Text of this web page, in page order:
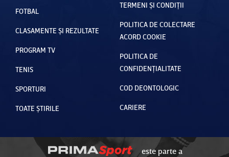
FOTBAL
CLASAMENTE ȘI REZULTATE
PROGRAM TV
TENIS
SPORTURI
TOATE ȘTIRILE
TERMENI ȘI CONDIȚII
POLITICA DE COLECTARE
ACORD COOKIE
POLITICA DE
CONFIDENȚIALITATE
COD DEONTOLOGIC
CARIERE
este parte a